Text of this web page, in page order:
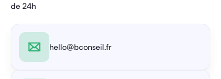
de 24h
hello@bconseil.fr